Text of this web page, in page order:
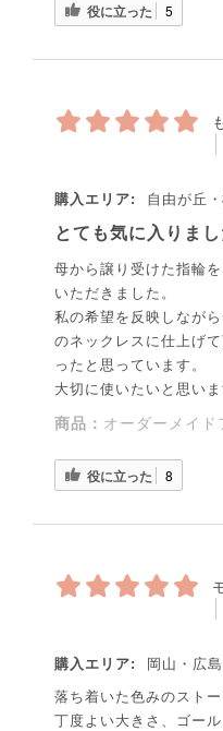
役に立った 5
購入エリア: 自由が丘
とても気に入りまし
母から譲り受けた指輪
いただきました。
私の希望を反映しなが
のネックレスに仕上げ
ったと思っています。
大切に使いたいと思いま
商品： オーダーメイド
役に立った 8
購入エリア:
岡山・広島
落ち着いた色みのスト
丁度よい大きさ、ゴー